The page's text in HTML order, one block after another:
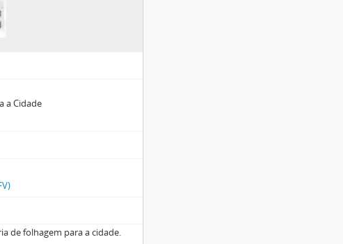
a Cidade
de folhagem para a cidade.